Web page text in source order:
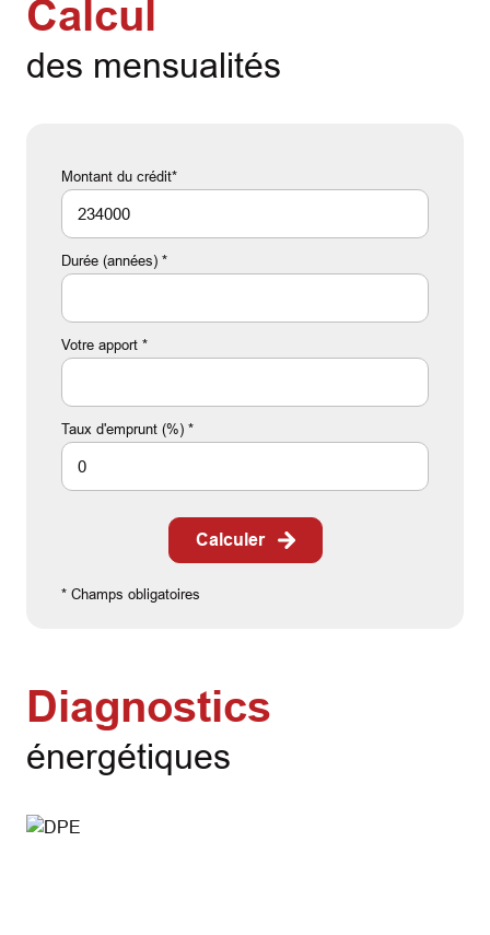
Calcul
des mensualités
Montant du crédit*
Durée (années) *
Votre apport *
Taux d'emprunt (%) *
Calculer
* Champs obligatoires
Diagnostics
énergétiques